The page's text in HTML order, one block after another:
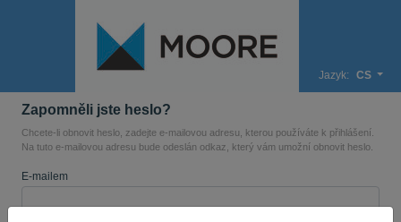
Jazyk: CS
Zapomněli jste heslo?
Chcete-li obnovit heslo, zadejte e-mailovou adresu, kterou používáte k přihlášení.
Na tuto e-mailovou adresu bude odeslán odkaz, který vám umožní obnovit heslo.
E-mailem